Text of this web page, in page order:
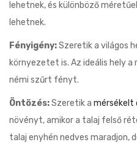
lehetnek, és különböző
lehetnek.
Fényigény:Szeretik a világos
környezetet is. Az ideális hely a
némi szűrt fényt.
Öntözés:Szeretik a mérsékelt
növényt, amikor a talaj felső
talaj enyhén nedves maradjon,